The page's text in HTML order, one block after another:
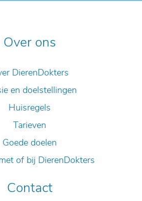
Over ons
DierenDokters
en doelstellingen
Huisregels
Tarieven
Goede doelen
of bij DierenDokters
Contact